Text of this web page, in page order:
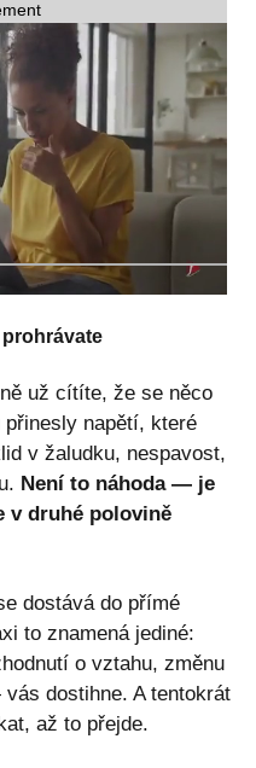
už cítíte, že se něco
napětí, které
v žaludku, nespavost,
Není to náhoda — je
v druhé polovině
dostává do přímé
to znamená jediné:
o vztahu, změnu
dostihne. A tentokrát
až to přejde.